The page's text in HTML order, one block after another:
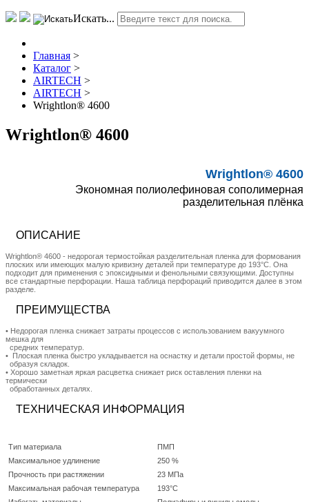
Искать...
Главная >
Каталог >
AIRTECH >
AIRTECH >
Wrightlon® 4600
Wrightlon® 4600
Wrightlon® 4600
Экономная полиолефиновая сополимерная
разделительная плёнка
ОПИСАНИЕ
Wrightlon® 4600 - недорогая термостойкая разделительная пленка для формования
плоских или имеющих малую кривизну деталей при температуре до 193°C. Она
подходит для применения с эпоксидными и фенольными связующими. Доступны
все стандартные перфорации. Наша таблица перфораций приводится далее в этом
разделе.
ПРЕИМУЩЕСТВА
• Недорогая пленка снижает затраты процессов с использованием вакуумного
мешка для
средних температур.
• Плоская пленка быстро укладывается на оснастку и детали простой формы, не
образуя складок.
• Хорошо заметная яркая расцветка снижает риск оставления пленки на
термически
обработанных деталях.
ТЕХНИЧЕСКАЯ ИНФОРМАЦИЯ
Тип материала
ПМП
Максимальное удлинение
250 %
Прочность при растяжении
23 МПа
Максимальная рабочая температура
193°C